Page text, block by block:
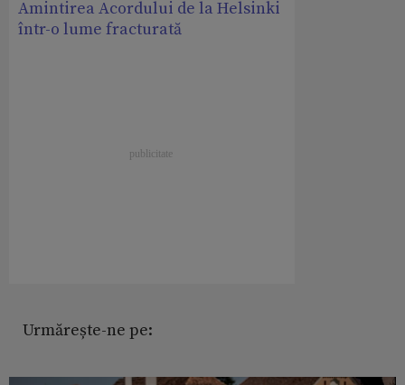
Amintirea Acordului de la Helsinki
într-o lume fracturată
Urmărește-ne pe: